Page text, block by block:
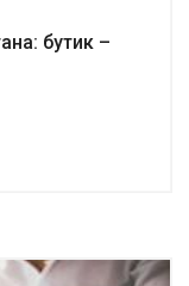
бутик –